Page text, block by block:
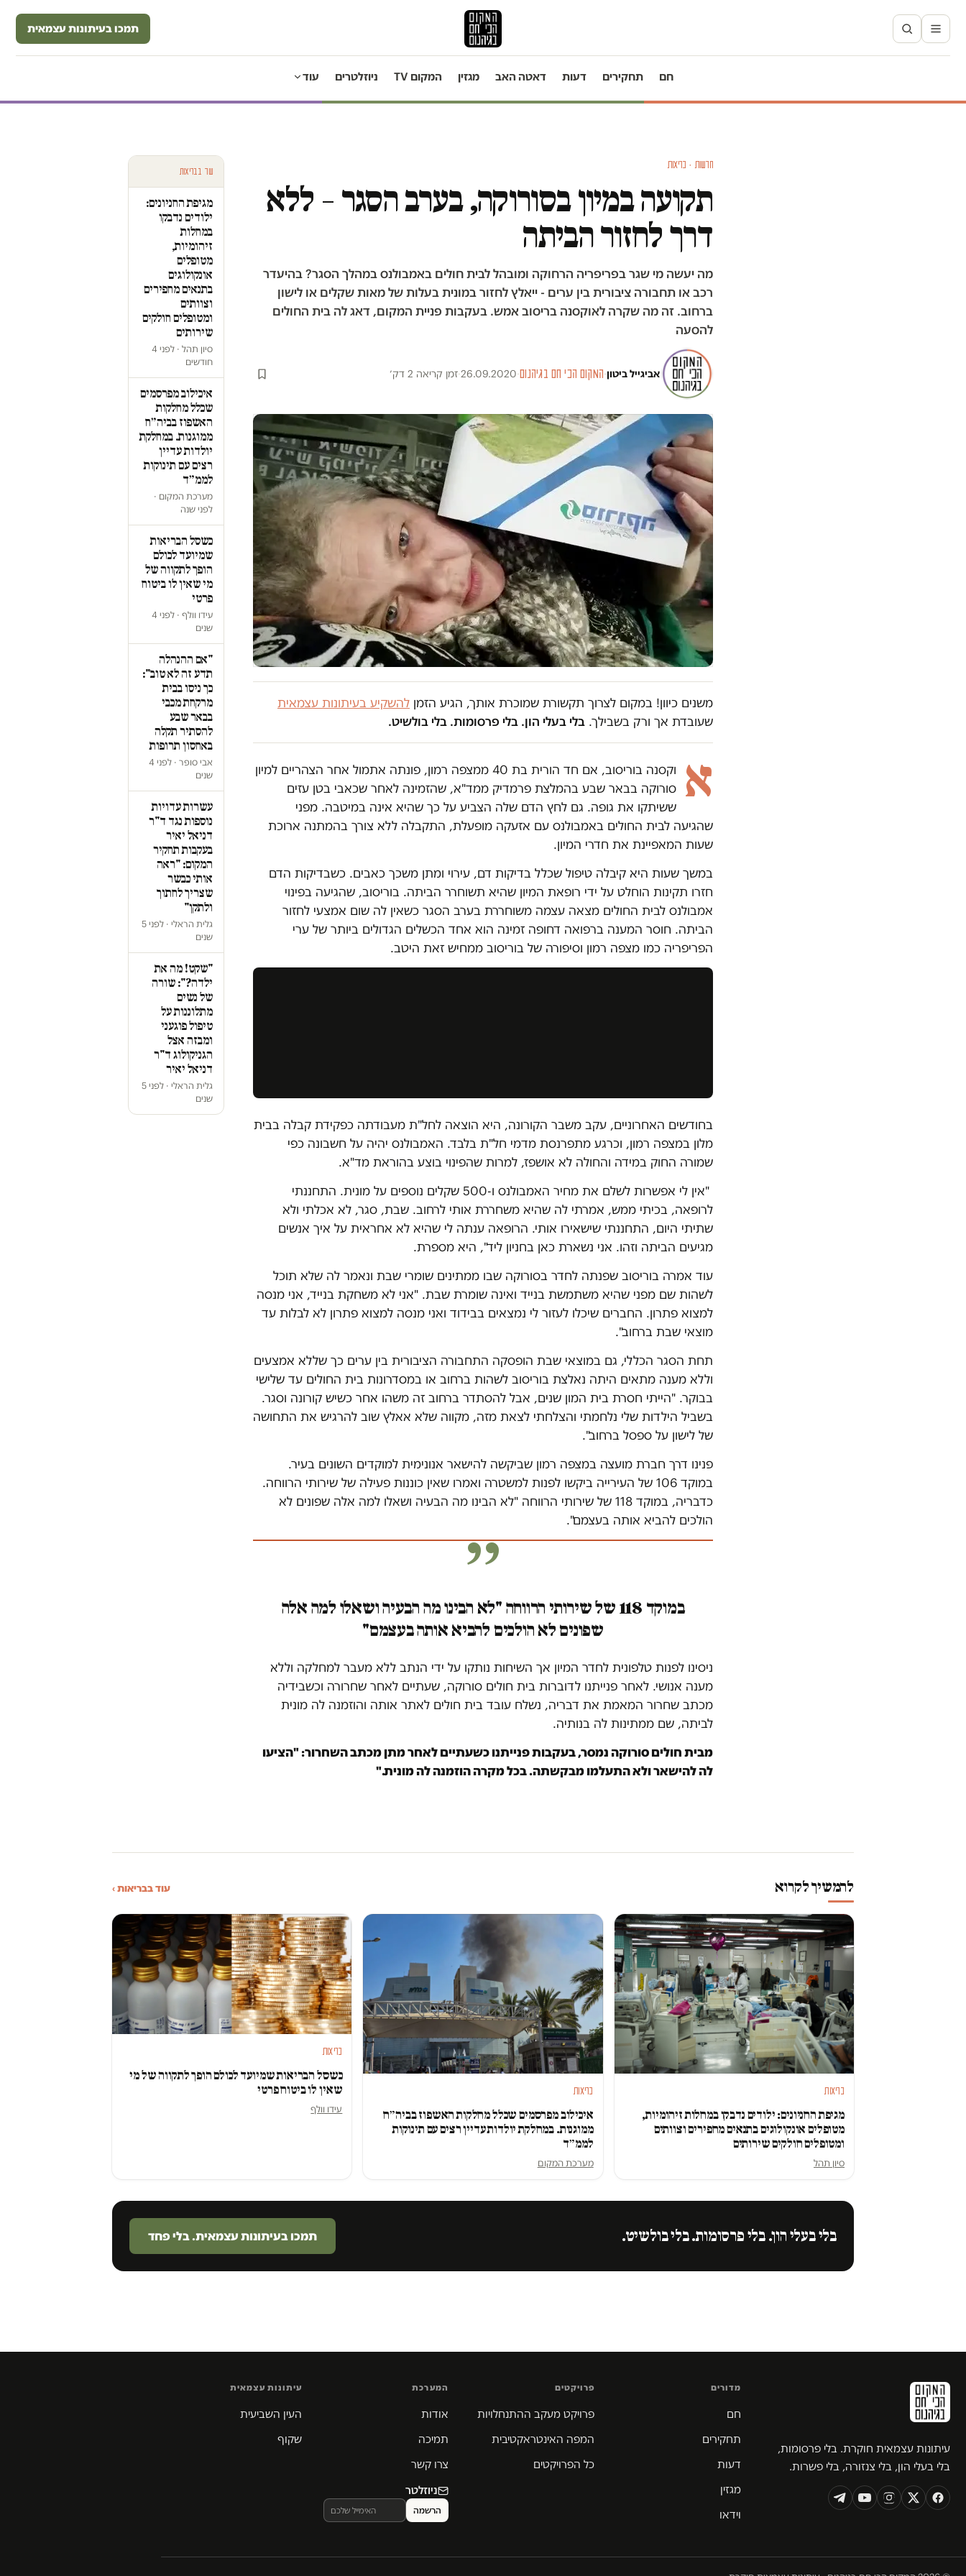
תמכו בעיתונות עצמאית
חם תחקירים דעות דאטה האב מגזין המקום TV ניוזלטרים עוד
חדשות · בריאות
תקועה במיון בסורוקה, בערב הסגר – ללא
דרך לחזור הביתה
מה יעשה מי שגר בפריפריה הרחוקה ומובהל לבית חולים באמבולנס במהלך הסגר? בהיעדר
רכב או תחבורה ציבורית בין ערים - ייאלץ לחזור במונית בעלות של מאות שקלים או לישון
ברחוב. זה מה שקרה לאוקסנה בריסוב אמש. בעקבות פניית המקום, דאג לה בית החולים
להסעה
אביגייל ביטון·המקום הכי חם בגיהנום·
26.09.2020
·זמן קריאה 2 דק׳
משנים כיוון! במקום לצרוך תקשורת שמוכרת אותך, הגיע הזמן להשקיע בעיתונות עצמאית
שעובדת אך ורק בשבילך. בלי בעלי הון. בלי פרסומות. בלי בולשיט.
א
וקסנה בוריסוב, אם חד הורית בת 40 ממצפה רמון, פונתה אתמול אחר הצהריים למיון
סורוקה בבאר שבע בהמלצת פרמדיק ממד"א, שהזמינה לאחר שכאבי בטן עזים
ששיתקו את גופה. גם לחץ הדם שלה הצביע על כך שהיא אינה במיטבה. מפני
שהגיעה לבית החולים באמבולנס עם אזעקה מופעלת, התקבלה ללא צורך בהמתנה ארוכת
שעות המאפיינת את חדרי המיון.
במשך שעות היא קיבלה טיפול שכלל בדיקות דם, עירוי ומתן משכך כאבים. כשבדיקות הדם
חזרו תקינות הוחלט על ידי רופאת המיון שהיא תשוחרר הביתה. בוריסוב, שהגיעה בפינוי
אמבולנס לבית החולים מצאה עצמה משוחררת בערב הסגר כשאין לה שום אמצעי לחזור
הביתה. חוסר המענה ברפואה דחופה זמינה הוא אחד הכשלים הגדולים ביותר של ערי
הפריפריה כמו מצפה רמון וסיפורה של בוריסוב ממחיש זאת היטב.
בחודשים האחרוניים, עקב משבר הקורונה, היא הוצאה לחל"ת מעבודתה כפקידת קבלה בבית
מלון במצפה רמון, וכרגע מתפרנסת מדמי חל"ת בלבד. האמבולנס יהיה על חשבונה כפי
שמורה החוק במידה והחולה לא אושפז, למרות שהפינוי בוצע בהוראת מד"א.
"אין לי אפשרות לשלם את מחיר האמבולנס ו-500 שקלים נוספים על מונית. התחננתי
לרופאה, בכיתי ממש, אמרתי לה שהיא משחררת אותי לרחוב. שבת, סגר, לא אכלתי ולא
שתיתי היום, התחננתי שישאירו אותי. הרופאה ענתה לי שהיא לא אחראית על איך אנשים
מגיעים הביתה וזהו. אני נשארת כאן בחניון ליד", היא מספרת.
עוד אמרה בוריסוב שפנתה לחדר בסורוקה שבו ממתינים שומרי שבת ונאמר לה שלא תוכל
לשהות שם מפני שהיא משתמשת בנייד ואינה שומרת שבת. "אני לא משחקת בנייד, אני מנסה
למצוא פתרון. החברים שיכלו לעזור לי נמצאים בבידוד ואני מנסה למצוא פתרון לא לבלות עד
מוצאי שבת ברחוב".
תחת הסגר הכללי, גם במוצאי שבת הופסקה התחבורה הציבורית בין ערים כך שללא אמצעים
וללא מענה מתאים היתה נאלצת בוריסוב לשהות ברחוב או במסדרונות בית החולים עד שלישי
בבוקר. "הייתי חסרת בית המון שנים, אבל להסתדר ברחוב זה משהו אחר כשיש קורונה וסגר.
בשביל הילדות שלי נלחמתי והצלחתי לצאת מזה, מקווה שלא אאלץ שוב להרגיש את התחושה
של לישון על ספסל ברחוב".
פנינו דרך חברת מועצה במצפה רמון שביקשה להישאר אנונימית למוקדים השונים בעיר.
במוקד 106 של העירייה ביקשו לפנות למשטרה ואמרו שאין כוננות פעילה של שירותי הרווחה.
כדבריה, במוקד 118 של שירותי הרווחה "לא הבינו מה הבעיה ושאלו למה אלה שפונים לא
הולכים להביא אותה בעצמם".
במוקד 118 של שירותי הרווחה "לא הבינו מה הבעיה ושאלו למה אלה
שפונים לא הולכים להביא אותה בעצמם"
ניסינו לפנות טלפונית לחדר המיון אך השיחות נותקו על ידי הנתב ללא מעבר למחלקה וללא
מענה אנושי. לאחר פנייתנו לדוברות בית חולים סורוקה, שעתיים לאחר שחרורה וכשבידיה
מכתב שחרור המאמת את דבריה, נשלח עובד בית חולים לאתר אותה והוזמנה לה מונית
לביתה, שם ממתינות לה בנותיה.
מבית חולים סורוקה נמסר, בעקבות פנייתנו כשעתיים לאחר מתן מכתב השחרור: "הציעו
לה להישאר ולא התעלמו מבקשתה. בכל מקרה הוזמנה לה מונית."
עוד בבריאות
מגיפת החניונים:
ילודים נדבקו
במחלות
זיהומיות,
מטופלים
אונקולוגים
בתנאים מחפירים
וצוותים
ומטופלים חולקים
שירותים
סיון תהל · לפני 4
חודשים
איכילוב מפרסמים
שכלל מחלקות
האשפוז בביה״ח
ממוגנות. במחלקת
יולדות עדיין
רצים עם תינוקות
לממ״ד
מערכת המקום ·
לפני שנה
כשסל הבריאות
שמיועד לכולם
הופך לתקווה של
מי שאין לו ביטוח
פרטי
עידו וולף · לפני 4
שנים
"אם ההנהלה
תדע זה לא טוב":
כך ניסו בבית
מרקחת מכבי
בבאר שבע
להסתיר תקלה
באחסון תרופות
אבי סופר · לפני 4
שנים
עשרות עדויות
נוספות נגד ד"ר
דניאל יאיר
בעקבות תחקיר
המקום: "ראה
אותי כבשר
שצריך לחתוך
ולתקן"
גלית הראלי · לפני 5
שנים
"שקט! מה את
ילדה?": שורה
של נשים
מתלוננות על
טיפול פוגעני
ומבזה אצל
הגניקולוג ד"ר
דניאל יאיר
גלית הראלי · לפני 5
שנים
להמשיך לקרוא עוד בבריאות ›
בריאות
מגיפת החניונים: ילודים נדבקו במחלות זיהומיות,
מטופלים אונקולוגים בתנאים מחפירים וצוותים
ומטופלים חולקים שירותים
סיון תהל
בריאות
איכילוב מפרסמים שכלל מחלקות האשפוז בביה״ח
ממוגנות. במחלקת יולדות עדיין רצים עם תינוקות
לממ״ד
מערכת המקום
בריאות
כשסל הבריאות שמיועד לכולם הופך לתקווה של מי
שאין לו ביטוח פרטי
עידו וולף
בלי בעלי הון. בלי פרסומות. בלי בולשיט. תמכו בעיתונות עצמאית. בלי פחד
עיתונות עצמאית חוקרת. בלי פרסומות,
בלי בעלי הון, בלי צנזורה, בלי פשרות.
מדורים
חם
תחקירים
דעות
מגזין
וידאו
פרויקטים
פרויקט מעקב ההתנחלויות
המפה האינטראקטיבית
כל הפרויקטים
המערכת
אודות
תמיכה
צרו קשר
ניוזלטר
עיתונות עצמאית
העין השביעית
שקוף